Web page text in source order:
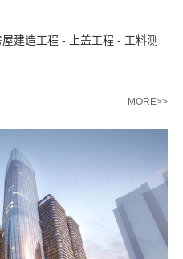
建造工程 - 上盖工程 - 工料测
MORE>>